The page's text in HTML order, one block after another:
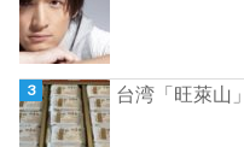
台湾「旺萊山